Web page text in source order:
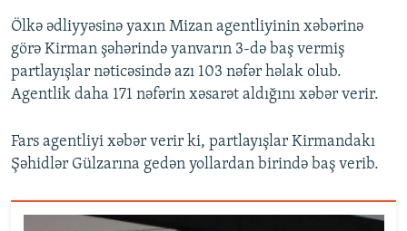
Ölkə ədliyyəsinə yaxın Mizan agentliyinin xəbərinə
görə Kirman şəhərində yanvarın 3-də baş vermiş
partlayışlar nəticəsində azı 103 nəfər həlak olub.
Agentlik daha 171 nəfərin xəsarət aldığını xəbər verir.
Fars agentliyi xəbər verir ki, partlayışlar Kirmandakı
Şəhidlər Gülzarına gedən yollardan birində baş verib.